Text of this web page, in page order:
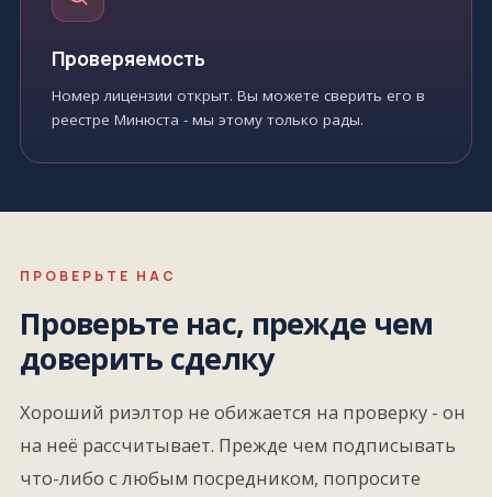
Проверяемость
Номер лицензии открыт. Вы можете сверить его в
реестре Минюста - мы этому только рады.
ПРОВЕРЬТЕ НАС
Проверьте нас, прежде чем
доверить сделку
Хороший риэлтор не обижается на проверку - он
на неё рассчитывает. Прежде чем подписывать
что-либо с любым посредником, попросите